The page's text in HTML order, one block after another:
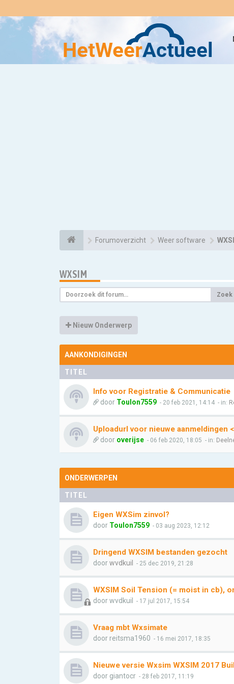
Forumoverzicht Weer software
WXSIM
Zoek
Nieuw Onderwerp
AANKONDIGINGEN
TITEL
Info voor Registratie & Communicatie
door Toulon7559 - 20 feb 2021, 14:14 - in:
Uploadurl voor nieuwe aanmeldingen
door overijse - 06 feb 2020, 18:05 - in:
ONDERWERPEN
TITEL
Eigen WXSim zinvol?
door Toulon7559 - 03 aug 2023, 12:12
Dringend WXSIM bestanden gezocht
doorwvdkuil - 25 dec 2019, 21:28
WXSIM Soil Tension (= moist in cb),
doorwvdkuil - 17 jul 2017, 15:54
Vraag mbt Wxsimate
door reitsma1960 - 16 mei 2017, 18:35
Nieuwe versie Wxsim WXSIM 2017
door giantocr - 28 feb 2017, 11:19